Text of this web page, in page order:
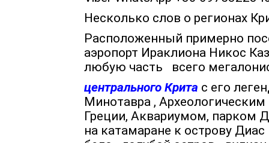
Несколько слов о регионах
Расположенный примерно
аэропорт Ираклиона Никос
любую часть всего
центрального Крита с его
Минотавра ,
Греции, Аквариумом, парком
на катамаране к острову